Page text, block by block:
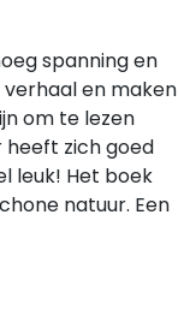
spanning en
en maken
om te lezen
heeft zich goed
leuk! Het boek
natuur. Een